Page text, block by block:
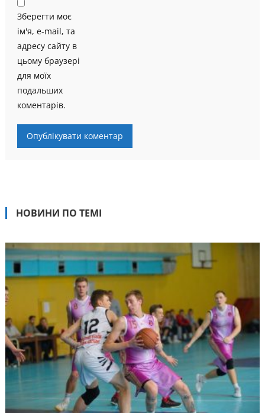
Зберегти моє
ім'я, e-mail, та
адресу сайту в
цьому браузері
для моїх
подальших
коментарів.
НОВИНИ ПО ТЕМІ